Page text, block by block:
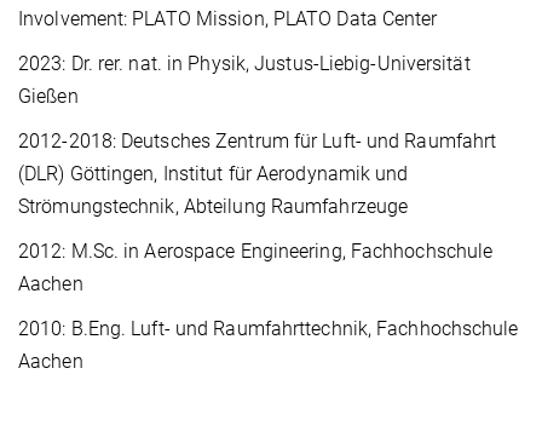
Involvement: PLATO Mission, PLATO Data Center
2023: Dr. rer. nat. in Physik, Justus-Liebig-Universität
Gießen
2012-2018: Deutsches Zentrum für Luft- und Raumfahrt
(DLR) Göttingen, Institut für Aerodynamik und
Strömungstechnik, Abteilung Raumfahrzeuge
2012: M.Sc. in Aerospace Engineering, Fachhochschule
Aachen
2010: B.Eng. Luft- und Raumfahrttechnik, Fachhochschule
Aachen